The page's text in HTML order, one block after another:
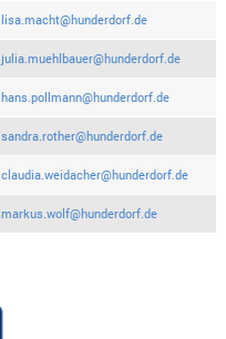
lisa.macht@hunderdorf.de
julia.muehlbauer@hunderdorf.de
hans.pollmann@hunderdorf.de
sandra.rother@hunderdorf.de
claudia.weidacher@hunderdorf.de
markus.wolf@hunderdorf.de